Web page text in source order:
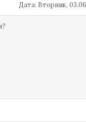
Дата: Вторник,